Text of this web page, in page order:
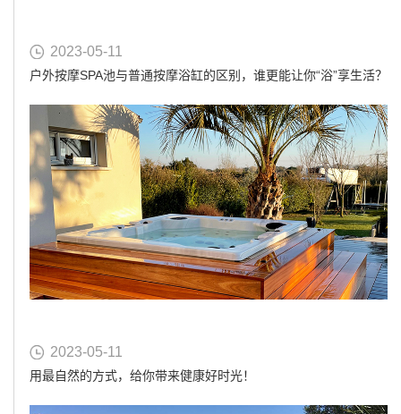
2023-05-11
户外按摩SPA池与普通按摩浴缸的区别，谁更能让你“浴”享生活？
2023-05-11
用最自然的方式，给你带来健康好时光！